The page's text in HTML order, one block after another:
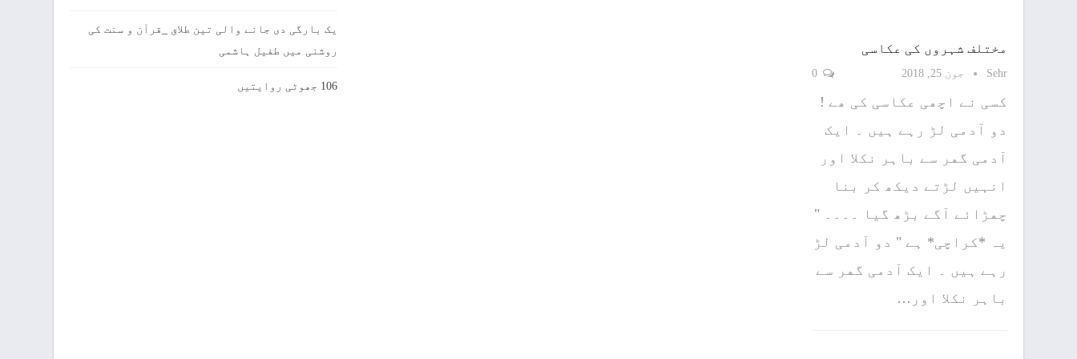
مختلف شہروں کی عکاسی
Sehr جون 25, 2018
کسی نے اچھی عکاسی کی ھے !
ﺩﻭ ﺁﺩﻣﯽ ﻟﮍ ﺭﮨﮯ ﮨﯿﮟ ۔ ﺍﯾﮏ
ﺁﺩﻣﯽ ﮔﮭﺮ ﺳﮯ ﺑﺎﮨﺮ ﻧﮑﻼ ﺍﻭﺭ
ﺍﻧﮩﯿﮟ ﻟﮍﺗﮯ ﺩیکھ ﮐﺮ ﺑﻨﺎ
ﭼﮭﮍﺍﺋﮯ ﺁﮔﮯ ﺑﮍﮪ ﮔﯿﺎ ۔۔۔۔ "
ﯾﮧ *ﮐﺮﺍﭼﯽ* ﮨﮯ " ﺩﻭ ﺁﺩﻣﯽ ﻟﮍ
ﺭﮨﮯ ﮨﯿﮟ ۔ ﺍﯾﮏ ﺁﺩﻣﯽ ﮔﮭﺮ ﺳﮯ
ﺑﺎﮨﺮ ﻧﮑﻼ ﺍﻭﺭ…
یک بارگی دی جانے والی تین طلاق _قرآن و سنت کی
روشنی میں طفیل ہاشمی
106 جھوٹی روایتیں